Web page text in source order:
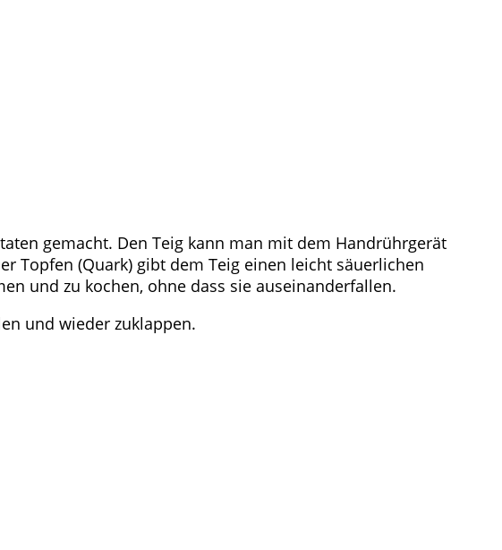
gemacht. Den Teig kann man mit dem Handrührgerät
Topfen (Quark) gibt dem Teig einen leicht säuerlichen
und zu kochen, ohne dass sie auseinanderfallen.
und wieder zuklappen.